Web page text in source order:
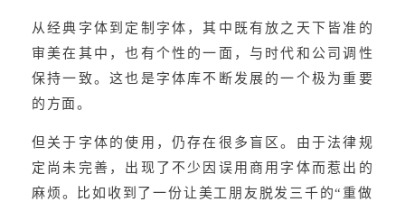
从经典字体到定制字体，其中既有放之天下皆准的
审美在其中，也有个性的一面，与时代和公司调性
保持一致。这也是字体库不断发展的一个极为重要
的方面。
但关于字体的使用，仍存在很多盲区。由于法律规
定尚未完善，出现了不少因误用商用字体而惹出的
麻烦。比如收到了一份让美工朋友脱发三千的“重做